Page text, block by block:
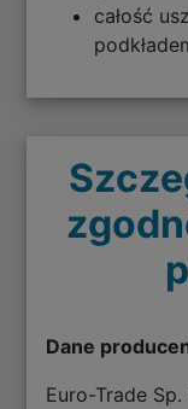
całość
Dane
Euro-Trade Sp.